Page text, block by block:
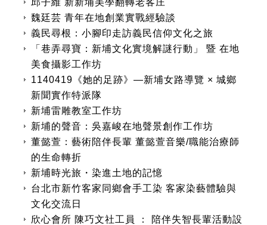
邱子維 新新埔美學翻轉老客庄
魏廷芸 青年在地創業實戰經驗談
義民尋根：小腳印走訪義民信仰文化之旅
「巷弄尋寶：新埔文化實境解謎行動」 暨 在地
美食攝影工作坊
1140419《她的足跡》—新埔女路導覽 × 城鄉
新聞實作特派隊
新埔雷雕教室工作坊
新埔的聲音：吳嘉峻在地聲景創作工作坊
董懿萱：藝術陪伴長輩 董懿萱音樂/職能治療師
的生命轉折
新埔時光旅・染進土地的記憶
台北市新竹客家同鄉會手工染 客家染藝體驗與
文化交流日
欣心會所 陳巧文社工員 ： 陪伴失智長輩活動設